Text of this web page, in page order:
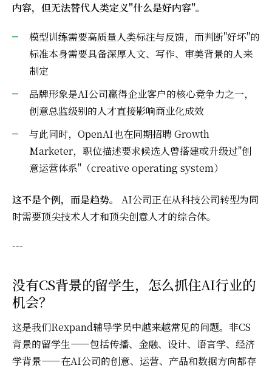
内容，但无法替代人类定义"什么是好内容"。
模型训练需要高质量人类标注与反馈，而判断"好坏"的
标准本身需要具备深厚人文、写作、审美背景的人来
制定
品牌形象是AI公司赢得企业客户的核心竞争力之一，
创意总监级别的人才直接影响商业化成效
与此同时，OpenAI也在同期招聘 Growth
Marketer，职位描述要求候选人曾搭建或升级过"创
意运营体系"（creative operating system）
这不是个例，而是趋势。
AI公司正在从科技公司转型为同
时需要顶尖技术人才和顶尖创意人才的综合体。
---
没有CS背景的留学生，怎么抓住AI行业的
机会？
这是我们Rexpand辅导学员中越来越常见的问题。非CS
背景的留学生——包括传播、金融、设计、语言学、经济
学背景——在AI公司的创意、运营、产品和数据方向都存